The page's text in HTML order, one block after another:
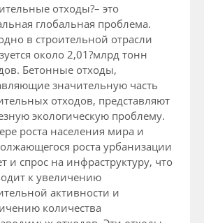
отходы?– это
глобальная проблема.
в строительной отрасли
около 2,01?млрд тонн
Бетонные отходы,
значительную часть
отходов, представляют
экологическую проблему.
роста населения мира и
роста урбанизации
и спрос на инфраструктуру, что
к увеличению
активности и
количества